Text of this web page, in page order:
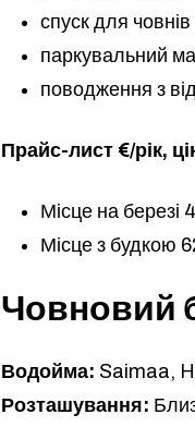
спуск для
паркувальний
поводження з
Прайс-лист €/рік,
Місце на березі
Місце з будкою
Човновий
Водойма: Saimaa,
Розташування: